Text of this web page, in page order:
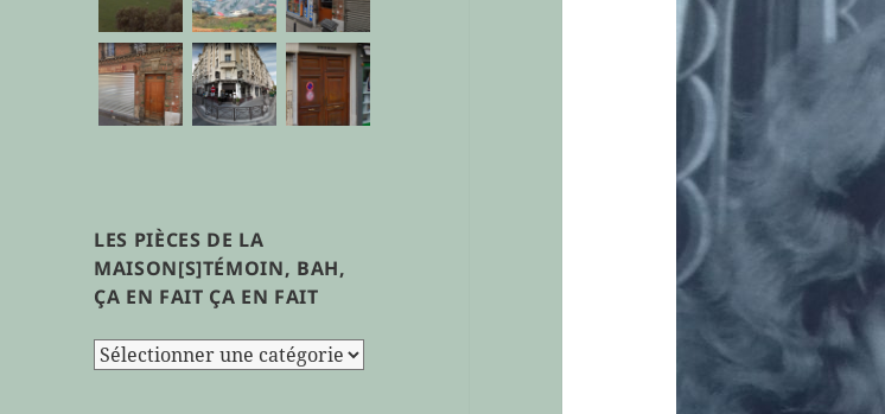
LES PIÈCES DE LA
MAISON[S]TÉMOIN, BAH,
ÇA EN FAIT ÇA EN FAIT
les